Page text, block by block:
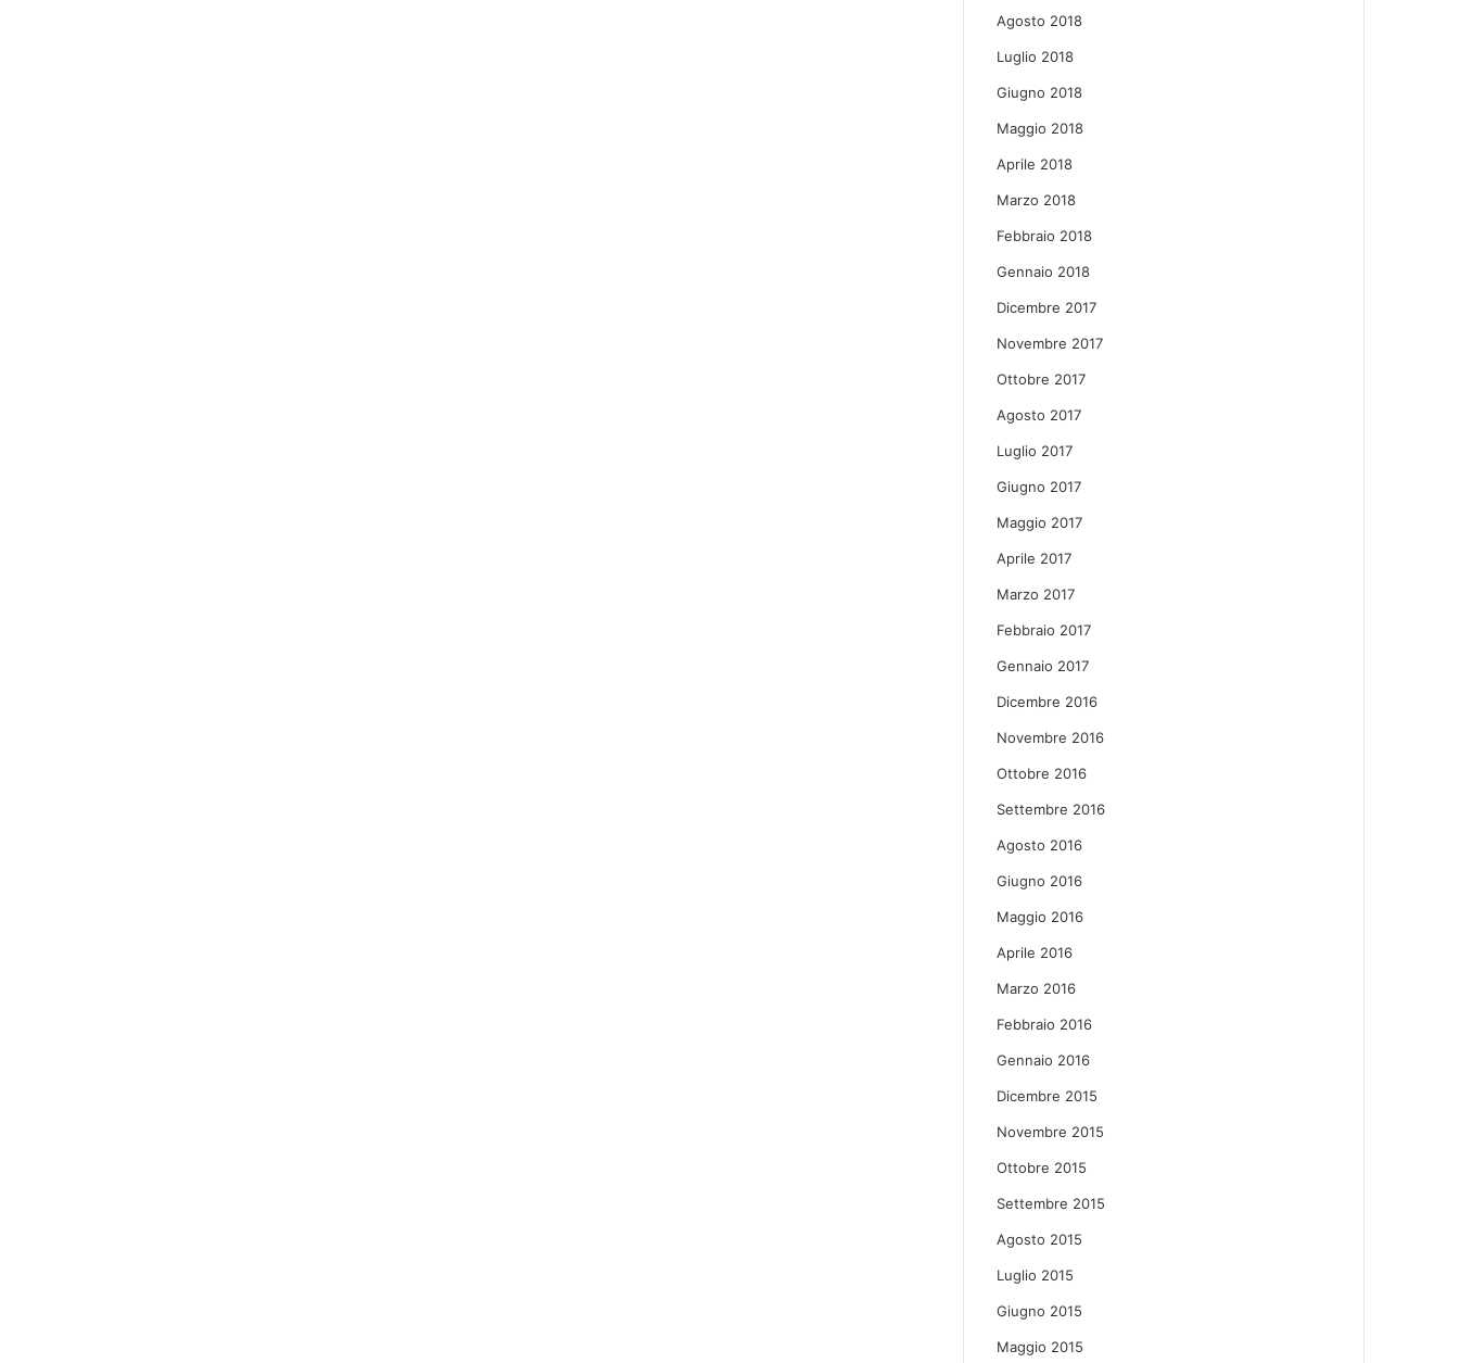
Agosto 2018
Luglio 2018
Giugno 2018
Maggio 2018
Aprile 2018
Marzo 2018
Febbraio 2018
Gennaio 2018
Dicembre 2017
Novembre 2017
Ottobre 2017
Agosto 2017
Luglio 2017
Giugno 2017
Maggio 2017
Aprile 2017
Marzo 2017
Febbraio 2017
Gennaio 2017
Dicembre 2016
Novembre 2016
Ottobre 2016
Settembre 2016
Agosto 2016
Giugno 2016
Maggio 2016
Aprile 2016
Marzo 2016
Febbraio 2016
Gennaio 2016
Dicembre 2015
Novembre 2015
Ottobre 2015
Settembre 2015
Agosto 2015
Luglio 2015
Giugno 2015
Maggio 2015